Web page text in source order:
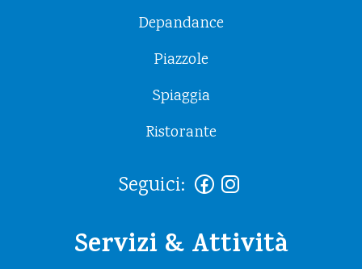
Depandance
Piazzole
Spiaggia
Ristorante
Seguici:
Servizi & Attività